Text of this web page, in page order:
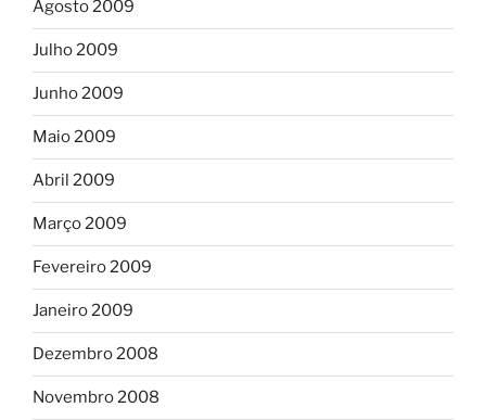
Agosto 2009
Julho 2009
Junho 2009
Maio 2009
Abril 2009
Março 2009
Fevereiro 2009
Janeiro 2009
Dezembro 2008
Novembro 2008